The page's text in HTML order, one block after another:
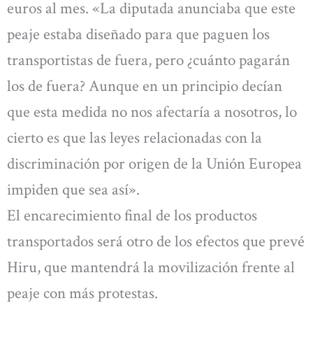
euros al mes. «La diputada anunciaba que este
peaje estaba diseñado para que paguen los
transportistas de fuera, pero ¿cuánto pagarán
los de fuera? Aunque en un principio decían
que esta medida no nos afectaría a nosotros, lo
cierto es que las leyes relacionadas con la
discriminación por origen de la Unión Europea
impiden que sea así».
El encarecimiento final de los productos
transportados será otro de los efectos que prevé
Hiru, que mantendrá la movilización frente al
peaje con más protestas.